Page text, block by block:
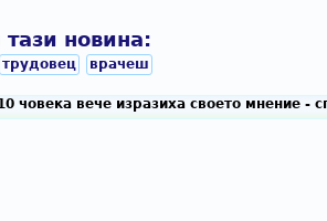
новина:
трудовец врачеш
човека вече изразиха своето мнение -